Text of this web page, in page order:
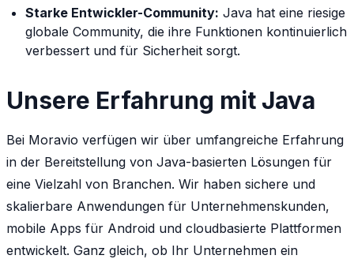
Starke Entwickler-Community: Java hat eine riesige
globale Community, die ihre Funktionen kontinuierlich
verbessert und für Sicherheit sorgt.
Unsere Erfahrung mit Java
Bei Moravio verfügen wir über umfangreiche Erfahrung
in der Bereitstellung von Java-basierten Lösungen für
eine Vielzahl von Branchen. Wir haben sichere und
skalierbare Anwendungen für Unternehmenskunden,
mobile Apps für Android und cloudbasierte Plattformen
entwickelt. Ganz gleich, ob Ihr Unternehmen ein